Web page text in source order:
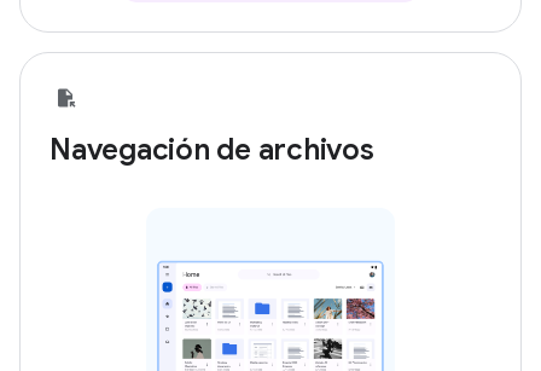
Navegación de archivos